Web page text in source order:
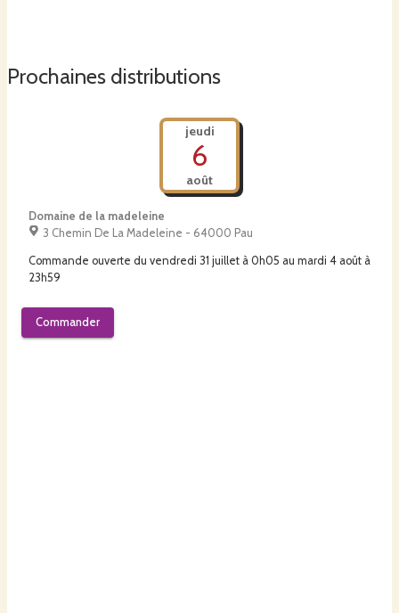
Prochaines distributions
jeudi
6
août
Domaine de la madeleine
3 Chemin De La Madeleine - 64000 Pau
Commande ouverte du vendredi 31 juillet à 0h05 au mardi 4 août à
23h59
Commander